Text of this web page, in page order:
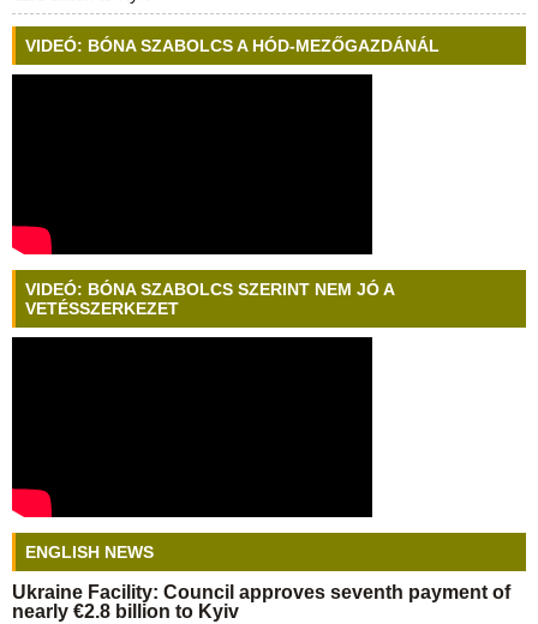
VIDEÓ: BÓNA SZABOLCS A HÓD-MEZŐGAZDÁNÁL
VIDEÓ: BÓNA SZABOLCS SZERINT NEM JÓ A
VETÉSSZERKEZET
ENGLISH NEWS
Ukraine Facility: Council approves seventh payment of
nearly €2.8 billion to Kyiv